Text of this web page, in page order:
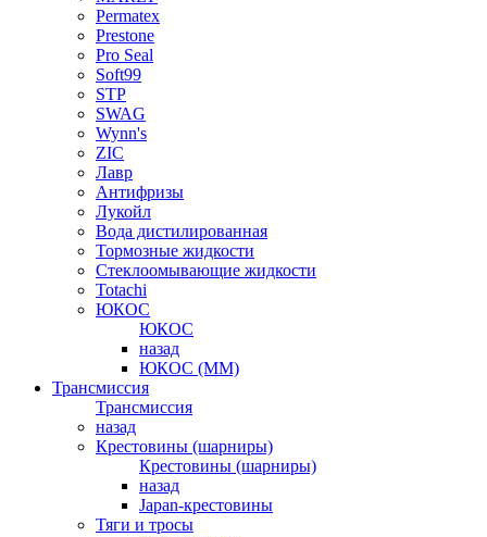
Permatex
Prestone
Pro Seal
Soft99
STP
SWAG
Wynn's
ZIC
Лавр
Антифризы
Лукойл
Вода дистилированная
Тормозные жидкости
Стеклоомывающие жидкости
Totachi
ЮКОС
ЮКОС
назад
ЮКОС (ММ)
Трансмиссия
Трансмиссия
назад
Крестовины (шарниры)
Крестовины (шарниры)
назад
Japan-крестовины
Тяги и тросы